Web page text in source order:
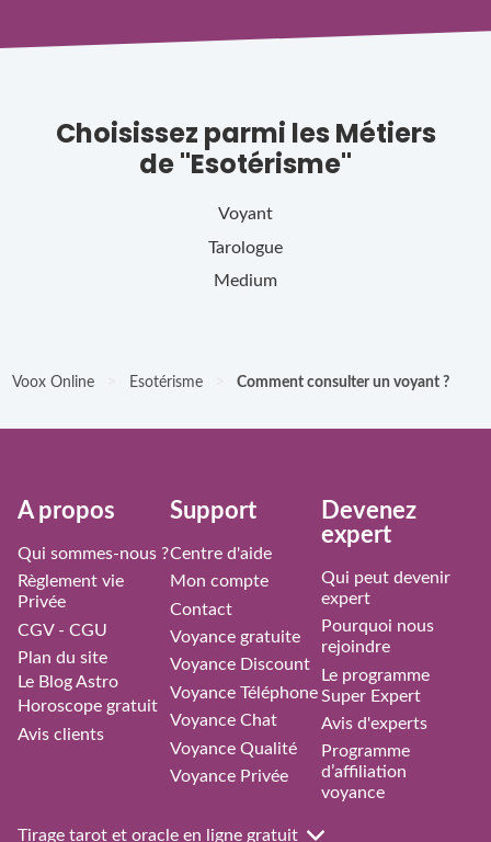
Choisissez parmi les Métiers
de "Esotérisme"
Voyant
Tarologue
Medium
Voox Online Esotérisme Comment consulter un voyant ?
À propos
Qui sommes-nous ?
Règlement vie
Privée
CGV - CGU
Plan du site
Le Blog Astro
Horoscope gratuit
Avis clients
Support
Centre d'aide
Mon compte
Contact
Voyance gratuite
Voyance Discount
Voyance Téléphone
Voyance Chat
Voyance Qualité
Voyance Privée
Devenez
expert
Qui peut devenir
expert
Pourquoi nous
rejoindre
Le programme
Super Expert
Avis d'experts
Programme
d’affiliation
voyance
Tirage tarot et oracle en ligne gratuit